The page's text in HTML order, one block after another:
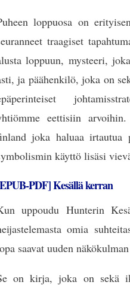
loppuosa on
traagiset
loppuun, mysteeri,
ja päähenkilö, joka on
eettisiin
joka haluaa irtautua
käyttö lisäsi
PDF] Kesällä kerran
uppoudu Hunterin
omia
saavat uuden
on kirja, joka on sekä